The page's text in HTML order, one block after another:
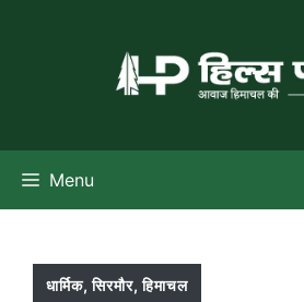
Menu
धार्मिक,सिरमौर,हिमाचल